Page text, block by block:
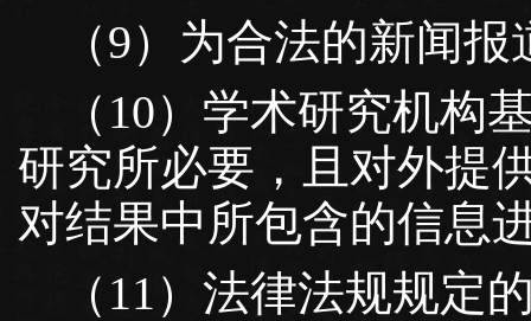
（9）为合法的新闻
（10）学术研究机构
研究所必要，且对外提
对结果中所包含的信息
（11）法律法规规定